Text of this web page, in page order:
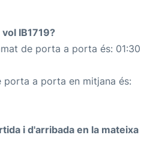
IB1719?
de porta a porta és: 01:30
porta a porta en mitjana és:
i d'arribada en la mateixa